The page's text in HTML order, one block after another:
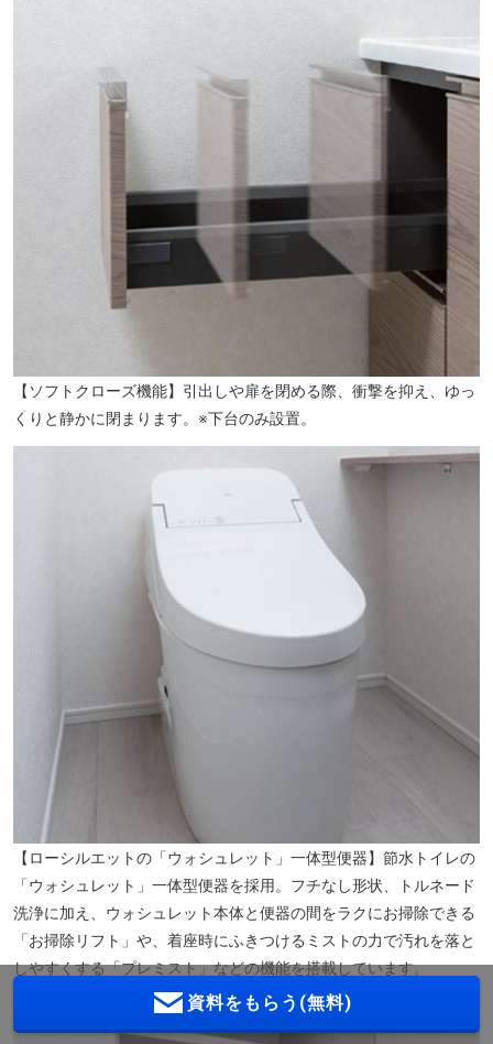
【ソフトクローズ機能】引出しや扉を閉める際、衝撃を抑え、ゆっ
くりと静かに閉まります。※下台のみ設置。
【ローシルエットの「ウォシュレット」一体型便器】節水トイレの
「ウォシュレット」一体型便器を採用。フチなし形状、トルネード
洗浄に加え、ウォシュレット本体と便器の間をラクにお掃除できる
「お掃除リフト」や、着座時にふきつけるミストの力で汚れを落と
しやすくする「プレミスト」などの機能を搭載しています。
資料をもらう(無料)